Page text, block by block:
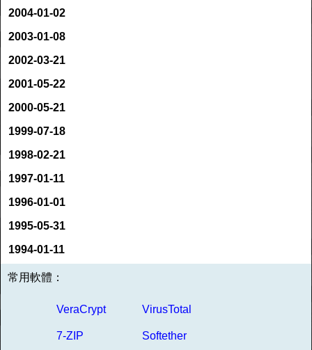
2004-01-02
2003-01-08
2002-03-21
2001-05-22
2000-05-21
1999-07-18
1998-02-21
1997-01-11
1996-01-01
1995-05-31
1994-01-11
常用軟體：
VeraCrypt VirusTotal
7-ZIP Softether